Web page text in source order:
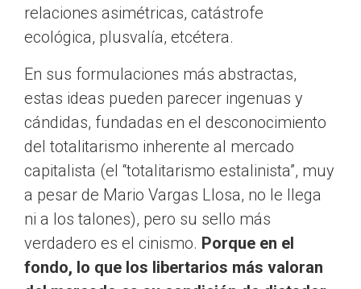
relaciones asimétricas, catástrofe
ecológica, plusvalía, etcétera.
En sus formulaciones más abstractas,
estas ideas pueden parecer ingenuas y
cándidas, fundadas en el desconocimiento
del totalitarismo inherente al mercado
capitalista (el “totalitarismo estalinista”, muy
a pesar de Mario Vargas Llosa, no le llega
ni a los talones), pero su sello más
verdadero es el cinismo. Porque en el
fondo, lo que los libertarios más valoran